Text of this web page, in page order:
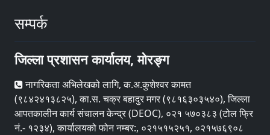
सम्पर्क
जिल्ला प्रशासन कार्यालय, मोरङ्ग
नागरिकता अभिलेखको लागि, क.अ.कुशेश्वर कामत
(९८४२४१३८२५), का.स. चक्र बहादुर मगर (९८१६३०३५४०), जिल्ला
आपतकालीन कार्य संचालन केन्द्र (DEOC), ०२१ ५७०३८३ (टोल फ्रि
नं.- १२३४), कार्यालयको फोन नम्बर:, ०२१५१५२५१, ०२१५७६९०८